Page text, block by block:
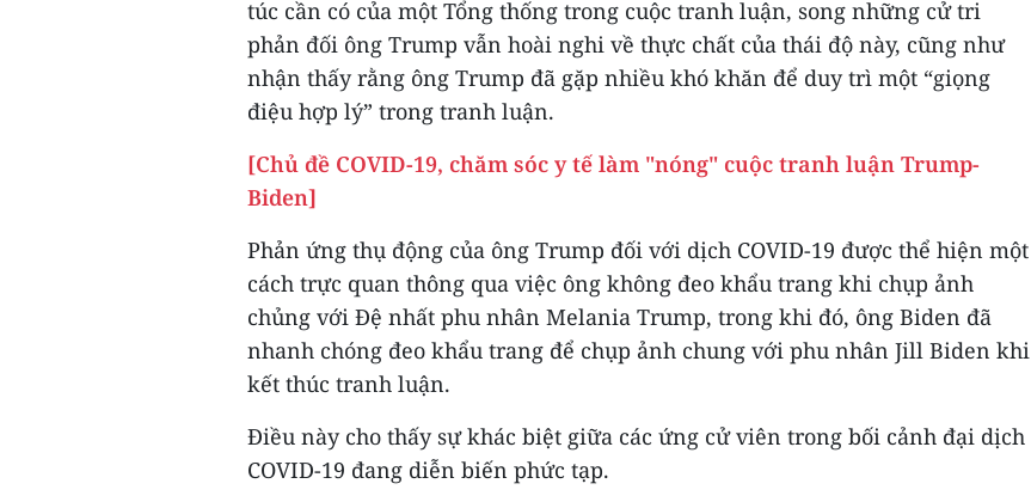
túc cần có của một Tổng thống trong cuộc tranh luận, song những cử tri
phản đối ông Trump vẫn hoài nghi về thực chất của thái độ này, cũng như
nhận thấy rằng ông Trump đã gặp nhiều khó khăn để duy trì một “giọng
điệu hợp lý” trong tranh luận.
[Chủ đề COVID-19, chăm sóc y tế làm "nóng" cuộc tranh luận Trump-
Biden]
Phản ứng thụ động của ông Trump đối với dịch COVID-19 được thể hiện một
cách trực quan thông qua việc ông không đeo khẩu trang khi chụp ảnh
chủng với Đệ nhất phu nhân Melania Trump, trong khi đó, ông Biden đã
nhanh chóng đeo khẩu trang để chụp ảnh chung với phu nhân Jill Biden khi
kết thúc tranh luận.
Điều này cho thấy sự khác biệt giữa các ứng cử viên trong bối cảnh đại dịch
COVID-19 đang diễn biến phức tạp.